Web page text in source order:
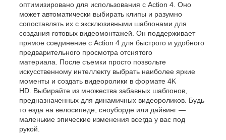
оптимизировано для использования с Action 4. Оно
может автоматически выбирать клипы и разумно
сопоставлять их с эксклюзивными шаблонами для
создания готовых видеомонтажей. Он поддерживает
прямое соединение с Action 4 для быстрого и удобного
предварительного просмотра отснятого
материала. После съемки просто позвольте
искусственному интеллекту выбрать наиболее яркие
моменты и создать видеоролики в формате 4K
HD. Выбирайте из множества забавных шаблонов,
предназначенных для динамичных видеороликов. Будь
то езда на велосипеде, сноуборде или дайвинг —
маленькие эпические изменения всегда у вас под
рукой.